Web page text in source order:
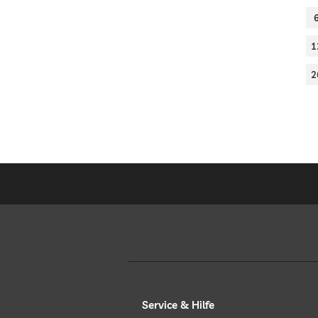
Service & Hilfe